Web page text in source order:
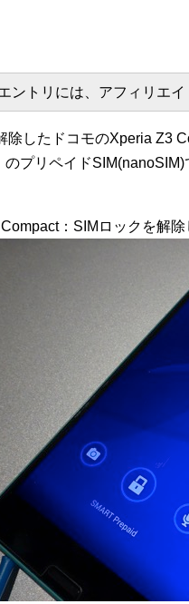
トリには、アフィリエイ
除したドコモのXperia Z3
のプリペイド
：SIMロックを解